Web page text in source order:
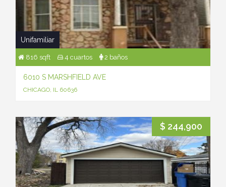
Unifamiliar
816 sqft 4 cuartos 2 baños
6010 S MARSHFIELD AVE
CHICAGO, IL 60636
$ 244,900